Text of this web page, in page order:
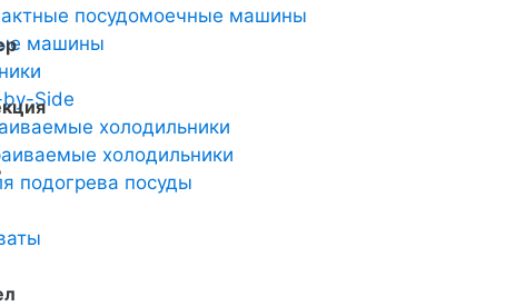
посудомоечные машины
машины
Side
холодильники
холодильники
подогрева посуды